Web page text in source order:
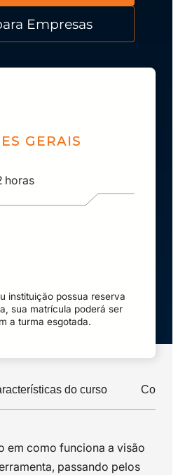
Empresas
GERAIS
horas
instituição possua reserva
sua matrícula poderá ser
a turma esgotada.
do curso
em como funciona a visão
passando pelos